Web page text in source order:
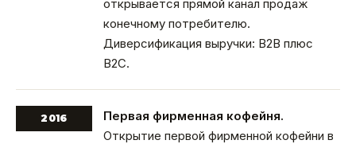
открывается прямой канал продаж
конечному потребителю.
Диверсификация выручки: B2B плюс
B2C.
2016
Первая фирменная кофейня.
Открытие первой фирменной кофейни в